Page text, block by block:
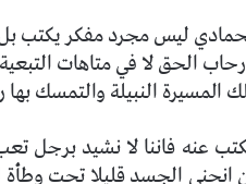
ليس مجرد مفكر يكتب بل
الحق لا في متاهات
المسيرة النبيلة والتمسك
عنه فاننا لا نشيد برجل
انحنى الجسد قليلا تحت